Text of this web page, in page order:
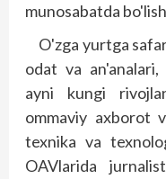
munosabatda
O'zga yurtga
odat va
ayni kungi
ommaviy axborot
texnika va
OAVlarida